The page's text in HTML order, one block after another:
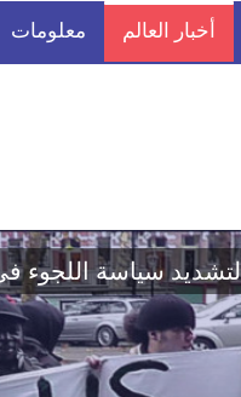
أخبار العالم معلومات
دمج "قسد" في مؤسسات